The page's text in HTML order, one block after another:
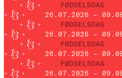
FØDSELSDAG
26.07.2026 –
FØDSELSDAG
26.07.2026 –
FØDSELSDAG
26.07.2026 –
FØDSELSDAG
26.07.2026 –